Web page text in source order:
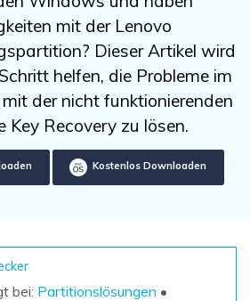
Daten vom Mac-System
Kostenlos Testen
kostenlos
Daten kostenlos
ALLE FUNKTIONEN ENTDECKEN
Sign In
mit der Lenovo
Dieser Artikel wird
helfen, die Probleme im
der nicht funktionierenden
Key Recovery zu lösen.
Kostenlos Downloaden
bei: Partitionslösungen •